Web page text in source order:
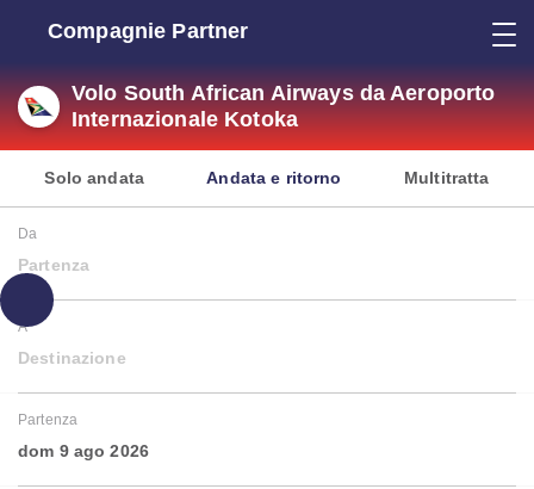
Compagnie Partner
Volo South African Airways da Aeroporto
Internazionale Kotoka
Solo andata Andata e ritorno Multitratta
Da
Partenza
A
Destinazione
Partenza
dom 9 ago 2026